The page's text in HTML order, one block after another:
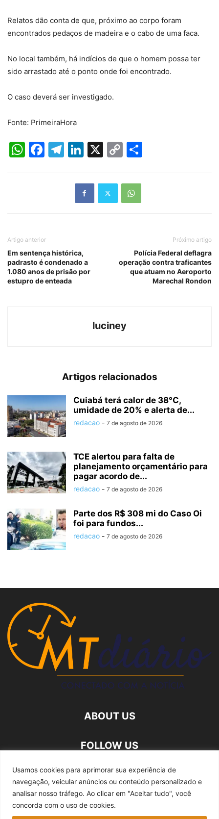
Usamos cookies para aprimorar sua experiência de
navegação, veicular anúncios ou conteúdo personalizado e
analisar nosso tráfego. Ao clicar em "Aceitar tudo", você
concorda com o uso de cookies.
Relatos dão conta de que, próximo ao corpo foram
encontrados pedaços de madeira e o cabo de uma faca.
No local também, há indícios de que o homem possa ter
sido arrastado até o ponto onde foi encontrado.
O caso deverá ser investigado.
Fonte: PrimeiraHora
WhatsApp
Facebook
Telegram
LinkedIn
X
Copy
Artigo anterior
Em sentença histórica,
padrasto é condenado a
1.080 anos de prisão por
estupro de enteada
Próximo artigo
Polícia Federal deflagra
operação contra traficantes
que atuam no Aeroporto
Marechal Rondon
luciney
Artigos relacionados
Cuiabá terá calor de 38°C,
umidade de 20% e alerta de...
redacao - 7 de agosto de 2026
TCE alertou para falta de
planejamento orçamentário para
pagar acordo de...
redacao - 7 de agosto de 2026
Parte dos R$ 308 mi do Caso Oi
foi para fundos...
redacao - 7 de agosto de 2026
ABOUT US
FOLLOW US
Quem somos Expediente Fale Conosco